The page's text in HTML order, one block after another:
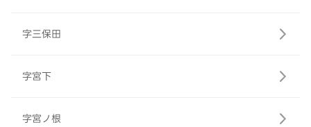
字三保田
字宮下
字宮ノ根